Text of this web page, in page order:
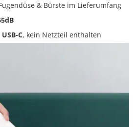
& Bürste im Lieferumfang
USB-C, kein Netzteil enthalten